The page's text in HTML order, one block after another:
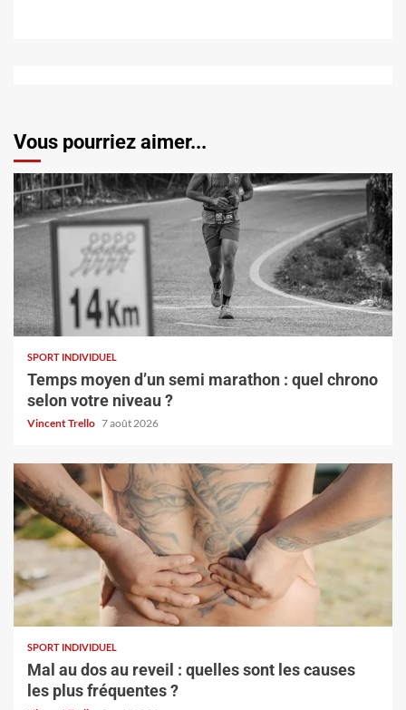
Vous pourriez aimer...
SPORT INDIVIDUEL
Temps moyen d’un semi marathon : quel chrono
selon votre niveau ?
Vincent Trello 7 août 2026
SPORT INDIVIDUEL
Mal au dos au reveil : quelles sont les causes
les plus fréquentes ?